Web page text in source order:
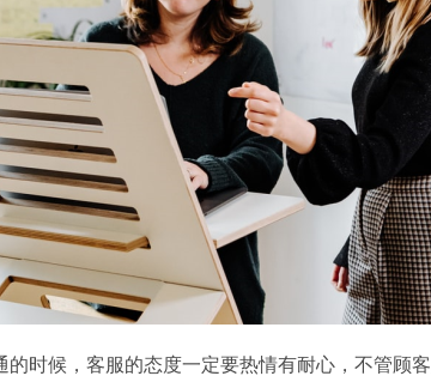
的时候，客服的态度一定要热情有耐心，不管顾